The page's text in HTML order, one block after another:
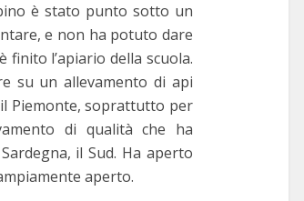
è stato punto sotto un
e non ha potuto dare
finito l’apiario della scuola.
su un allevamento di api
Piemonte, soprattutto per
di qualità che ha
il Sud. Ha aperto
aperto.